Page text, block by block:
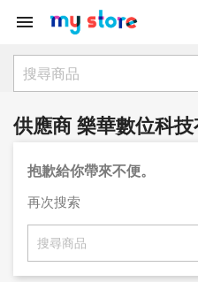

供應商 樂華數位科
抱歉給你帶來不便。
再次搜索